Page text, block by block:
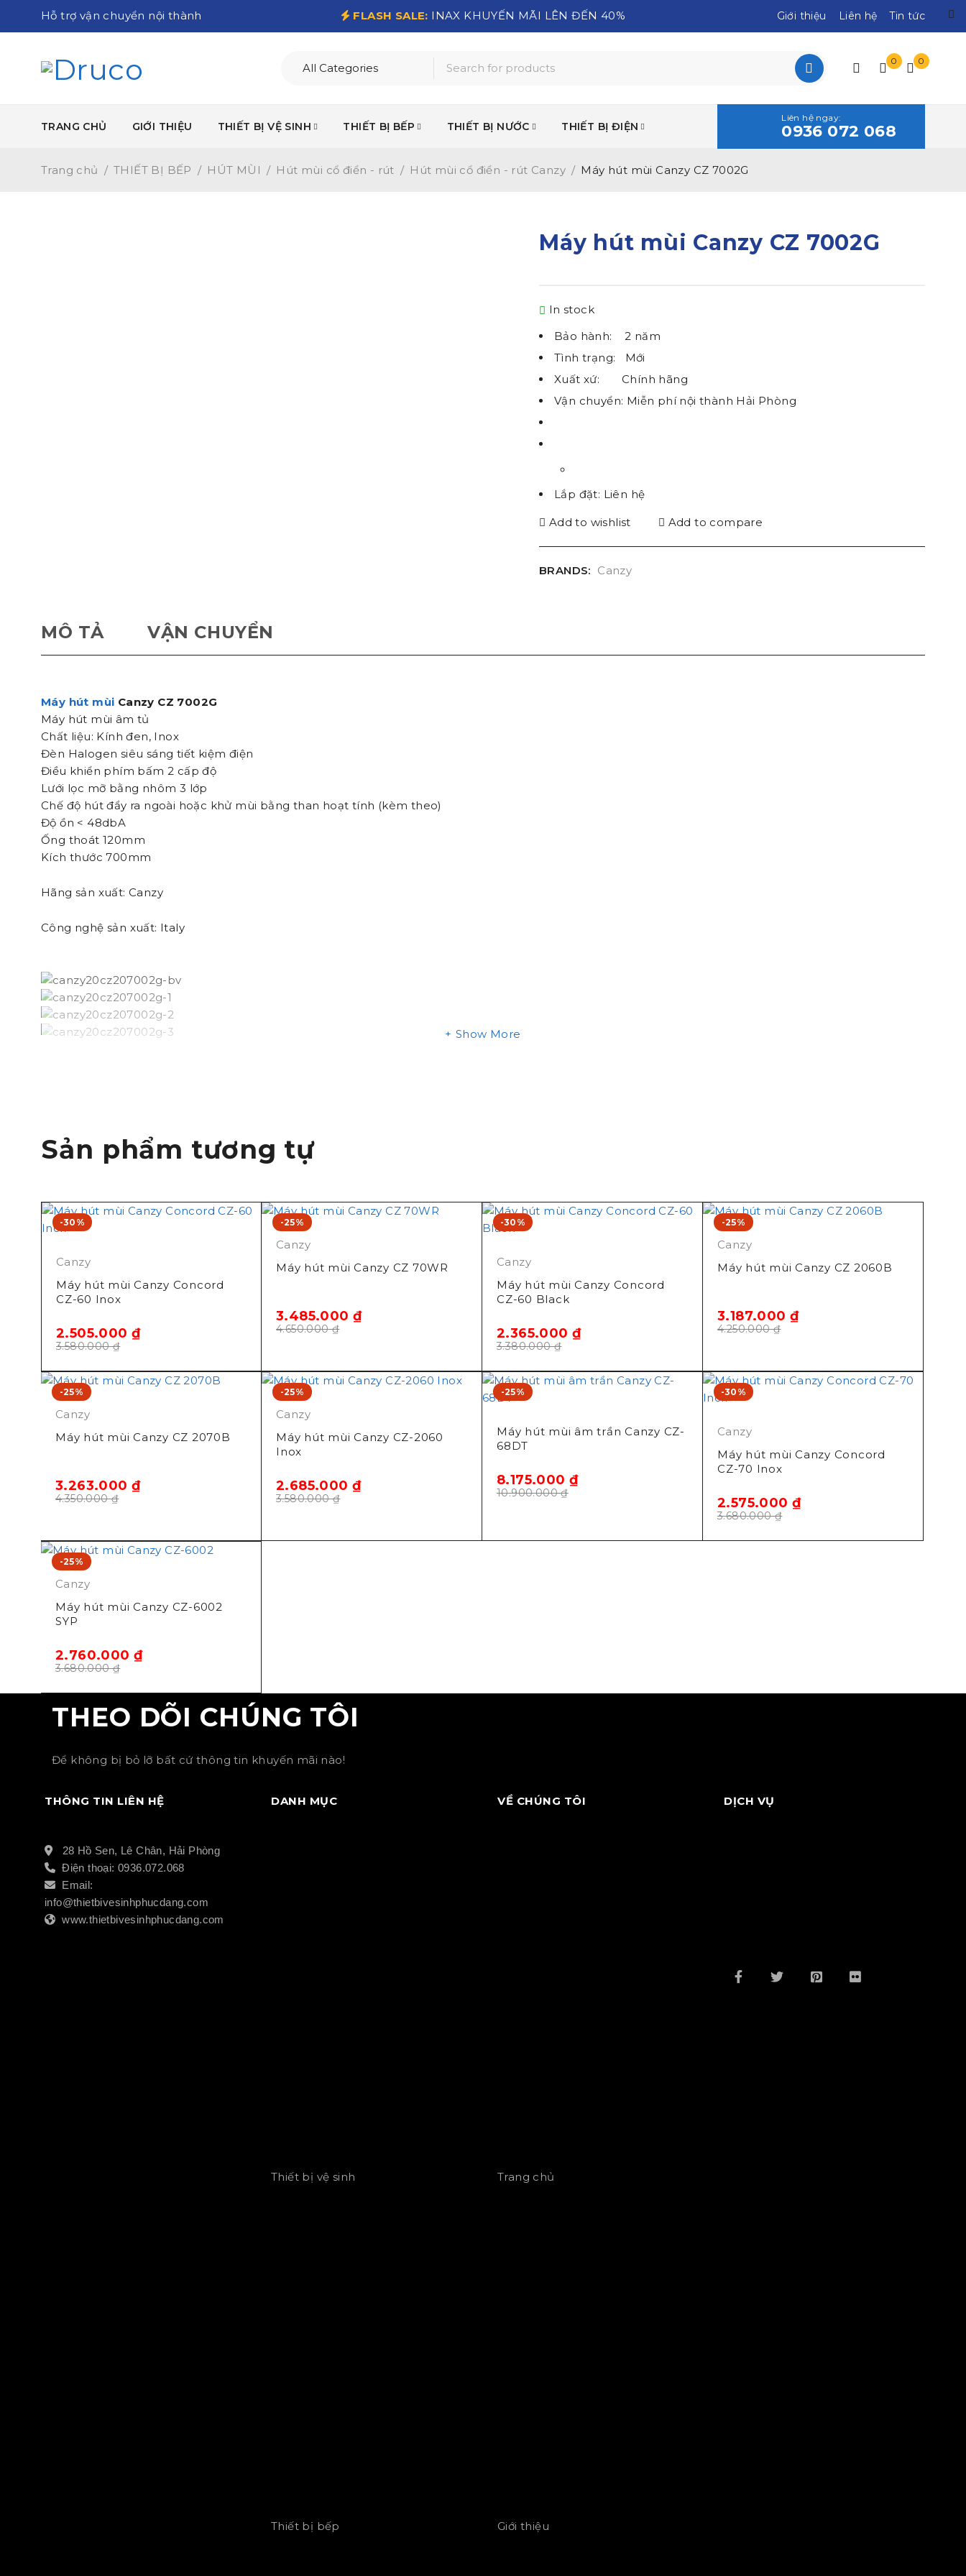
Hỗ trợ vận chuyển nội thành FLASH SALE: INAX KHUYẾN MÃI LÊN ĐẾN 40% Giới thiệu Liên hệ Tin tức
0 0
TRANG CHỦ GIỚI THIỆU THIẾT BỊ VỆ SINH THIẾT BỊ BẾP THIẾT BỊ NƯỚC THIẾT BỊ ĐIỆN
Liên hệ ngay:
0936 072 068
Trang chủ / THIẾT BỊ BẾP / HÚT MÙI / Hút mùi cổ điển - rút / Hút mùi cổ điển - rút Canzy / Máy hút mùi Canzy CZ 7002G
Máy hút mùi Canzy CZ 7002G
In stock
Bảo hành: 2 năm
Tình trạng: Mới
Xuất xứ: Chính hãng
Vận chuyển: Miễn phí nội thành Hải Phòng
Lắp đặt: Liên hệ
Add to wishlist Add to compare
BRANDS: Canzy
MÔ TẢ VẬN CHUYỂN
Máy hút mùi Canzy CZ 7002G
Máy hút mùi âm tủ
Chất liệu: Kính đen, Inox
Đèn Halogen siêu sáng tiết kiệm điện
Điều khiển phím bấm 2 cấp độ
Lưới lọc mỡ bằng nhôm 3 lớp
Chế độ hút đẩy ra ngoài hoặc khử mùi bằng than hoạt tính (kèm theo)
Độ ồn < 48dbA
Ống thoát 120mm
Kích thước 700mm
Hãng sản xuất: Canzy
Công nghệ sản xuất: Italy
Show More
Sản phẩm tương tự
-30%
Canzy
Máy hút mùi Canzy Concord
CZ-60 Inox
3.580.000₫
2.505.000₫
-25%
Canzy
Máy hút mùi Canzy CZ 70WR
4.650.000₫
3.485.000₫
-30%
Canzy
Máy hút mùi Canzy Concord
CZ-60 Black
3.380.000₫
2.365.000₫
-25%
Canzy
Máy hút mùi Canzy CZ 2060B
4.250.000₫
3.187.000₫
-25%
Canzy
Máy hút mùi Canzy CZ 2070B
4.350.000₫
3.263.000₫
-25%
Canzy
Máy hút mùi Canzy CZ-2060
Inox
3.580.000₫
2.685.000₫
-25%
Máy hút mùi âm trần Canzy CZ-
68DT
10.900.000₫
8.175.000₫
-30%
Canzy
Máy hút mùi Canzy Concord
CZ-70 Inox
3.680.000₫
2.575.000₫
-25%
Canzy
Máy hút mùi Canzy CZ-6002
SYP
3.680.000₫
2.760.000₫
THEO DÕI CHÚNG TÔI
Để không bị bỏ lỡ bất cứ thông tin khuyến mãi nào!
THÔNG TIN LIÊN HỆ
28 Hồ Sen, Lê Chân, Hải Phòng
Điện thoại: 0936.072.068
Email:
info@thietbivesinhphucdang.com
www.thietbivesinhphucdang.com
DANH MỤC
Thiết bị vệ sinh
Thiết bị bếp
VỀ CHÚNG TÔI
Trang chủ
Giới thiệu
DỊCH VỤ